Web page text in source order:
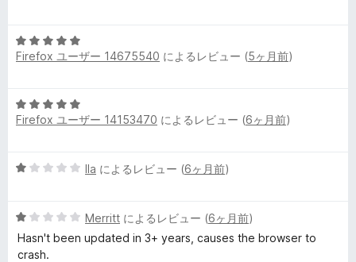
中
1
価
5
段
5
の
Firefox ユーザー 14675540 によるレビュー (5ヶ月前)
5
段
5
価
Firefox ユーザー 14153470 によるレビュー (6ヶ月前)
5
中
1
の
Ila によるレビュー (6ヶ月前)
5
段
階
Merritt によるレビュー (6ヶ月前)
Hasn't been updated in 3+ years, causes the browser to
crash.